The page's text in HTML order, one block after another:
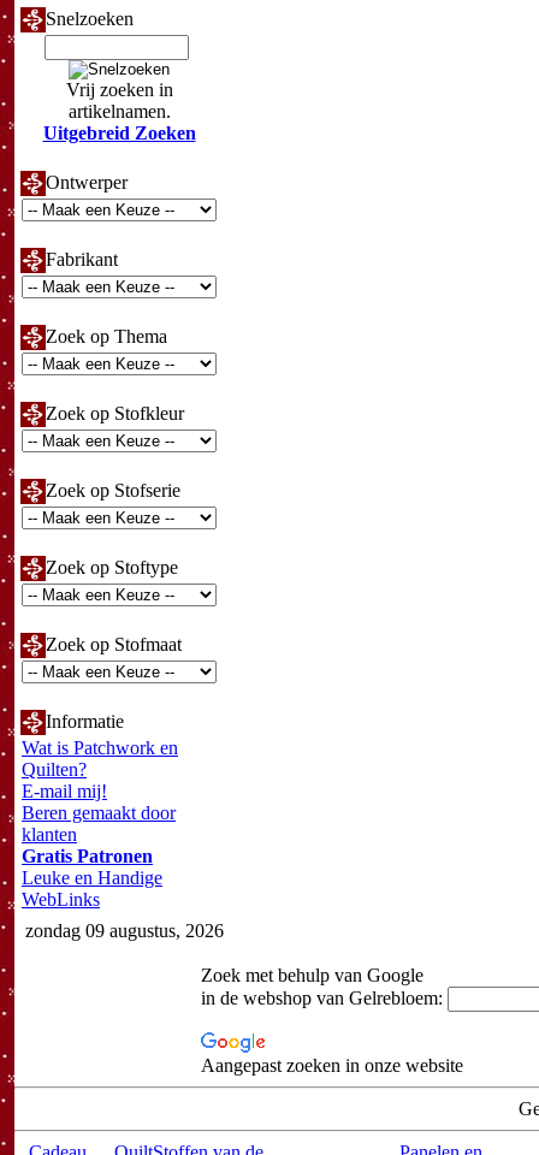
Snelzoeken
Vrij zoeken in
artikelnamen.
Uitgebreid Zoeken
Ontwerper
Fabrikant
Zoek op Thema
Zoek op Stofkleur
Zoek op Stofserie
Zoek op Stoftype
Zoek op Stofmaat
Informatie
Wat is Patchwork en
Quilten?
E-mail mij!
Beren gemaakt door
klanten
Gratis Patronen
Leuke en Handige
WebLinks
zondag 09 augustus, 2026
Zoek met behulp van Google
in de webshop van Gelrebloem:
Aangepast zoeken in onze website